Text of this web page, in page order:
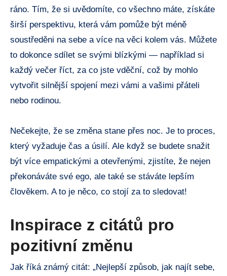
ráno. Tím, že si uvědomíte, co všechno máte, získáte
širší perspektivu, která vám pomůže být méně
soustředěni na sebe a více na věci kolem vás. Můžete
to dokonce sdílet se svými blízkými — například si
každý večer říct, za co jste vděční, což by mohlo
vytvořit silnější spojení mezi vámi a vašimi přáteli
nebo rodinou.
Nečekejte, že se změna stane přes noc. Je to proces,
který vyžaduje čas a úsilí. Ale když se budete snažit
být více empatickými a otevřenými, zjistíte, že nejen
překonáváte své ego, ale také se stáváte lepším
člověkem. A to je něco, co stojí za to sledovat!
Inspirace z citátů pro
pozitivní změnu
Jak říká známý citát: „Nejlepší způsob, jak najít sebe,